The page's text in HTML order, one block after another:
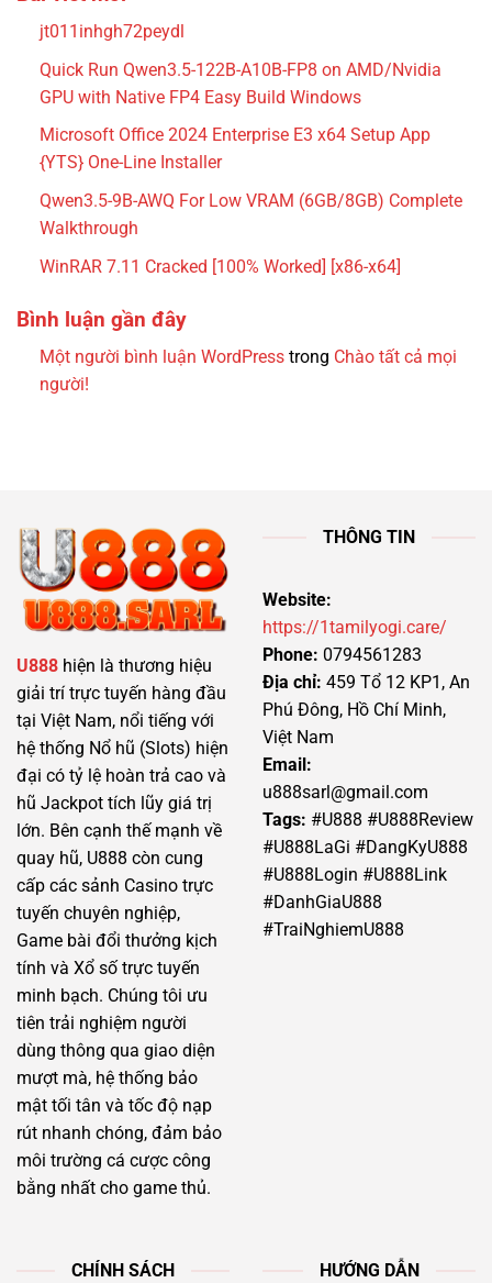
jt011inhgh72peydl
Quick Run Qwen3.5-122B-A10B-FP8 on AMD/Nvidia
GPU with Native FP4 Easy Build Windows
Microsoft Office 2024 Enterprise E3 x64 Setup App
{YTS} One-Line Installer
Qwen3.5-9B-AWQ For Low VRAM (6GB/8GB) Complete
Walkthrough
WinRAR 7.11 Cracked [100% Worked] [x86-x64]
Bình luận gần đây
Một người bình luận WordPresstrong Chào tất cả mọi
người!
U888 hiện là thương hiệu
giải trí trực tuyến hàng đầu
tại Việt Nam, nổi tiếng với
hệ thống Nổ hũ (Slots) hiện
đại có tỷ lệ hoàn trả cao và
hũ Jackpot tích lũy giá trị
lớn. Bên cạnh thế mạnh về
quay hũ, U888 còn cung
cấp các sảnh Casino trực
tuyến chuyên nghiệp,
Game bài đổi thưởng kịch
tính và Xổ số trực tuyến
minh bạch. Chúng tôi ưu
tiên trải nghiệm người
dùng thông qua giao diện
mượt mà, hệ thống bảo
mật tối tân và tốc độ nạp
rút nhanh chóng, đảm bảo
môi trường cá cược công
bằng nhất cho game thủ.
THÔNG TIN
Website:
https://1tamilyogi.care/
Phone: 0794561283
Địa chỉ: 459 Tổ 12 KP1, An
Phú Đông, Hồ Chí Minh,
Việt Nam
Email:
u888sarl@gmail.com
Tags: #U888 #U888Review
#U888LaGi #DangKyU888
#U888Login #U888Link
#DanhGiaU888
#TraiNghiemU888
CHÍNH SÁCH HƯỚNG DẪN